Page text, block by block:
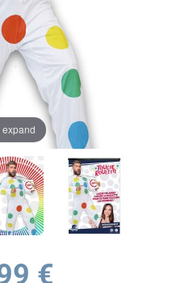
expand
€